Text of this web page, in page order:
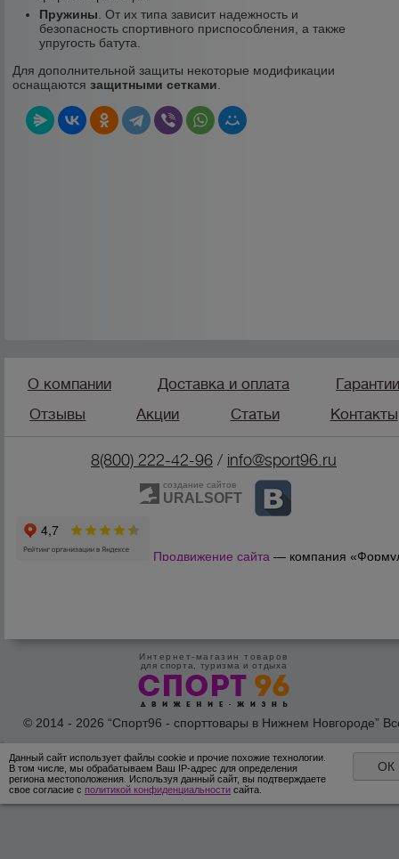
Пружины . От их типа зависит надежность и
безопасность спортивного приспособления, а также
упругость батута.
Для дополнительной защиты некоторые модификации
оснащаютсязащитными сетками
О компании Доставка и оплата
Отзывы
Акции Статьи Контакты
8(800) 222-42-96/ info@sport96.ru
создание сайтов
URALSOFT
Продвижение сайта — компания
Интернет-магазин товаров
для спорта, туризма и отдыха
© 2014 - 2026 “Спорт96 - спорттовары в Нижнем Новгороде”
Данный сайт использует файлы cookie и прочие похожие технологии.
В том числе, мы обрабатываем Ваш IP-адрес для определения
региона местоположения. Используя данный сайт, вы подтверждаете
свое согласие с политикой конфиденциальности сайта.
ОК